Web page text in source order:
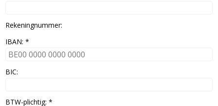
Rekeningnummer:
IBAN: *
BIC:
BTW-plichtig: *